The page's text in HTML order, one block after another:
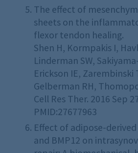
The effect of
sheets on the
flexor tendon healing.
Shen H, Kormpakis I,
Linderman SW,
Erickson IE, Zarembinski
Gelberman RH,
Cell Res Ther. 2016 Sep
PMID:27677963
Effect of adipose-
and BMP12 on